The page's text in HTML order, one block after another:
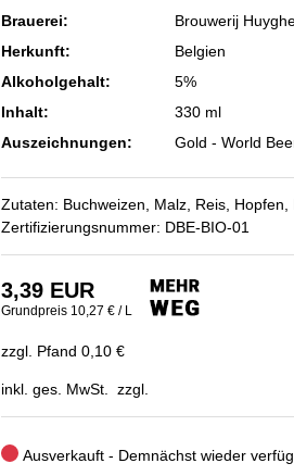
Brauerei:
Brouwerij
Herkunft:
Belgien
Alkoholgehalt:
5%
Inhalt:
330 ml
Auszeichnungen:
Gold - World
Zutaten: Buchweizen, Malz, Reis,
Zertifizierungsnummer: DBE-BIO-01
3,39 EUR
Grundpreis 10,27 € / L
zzgl. Pfand 0,10 €
inkl. ges. MwSt. zzgl.
Ausverkauft - Demnächst wieder